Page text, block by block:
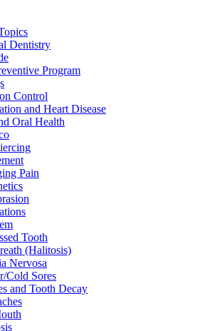
Dentistry
Program
Control
and Heart Disease
Oral Health
Pain
Tooth
(Halitosis)
Nervosa
Cold Sores
and Tooth Decay